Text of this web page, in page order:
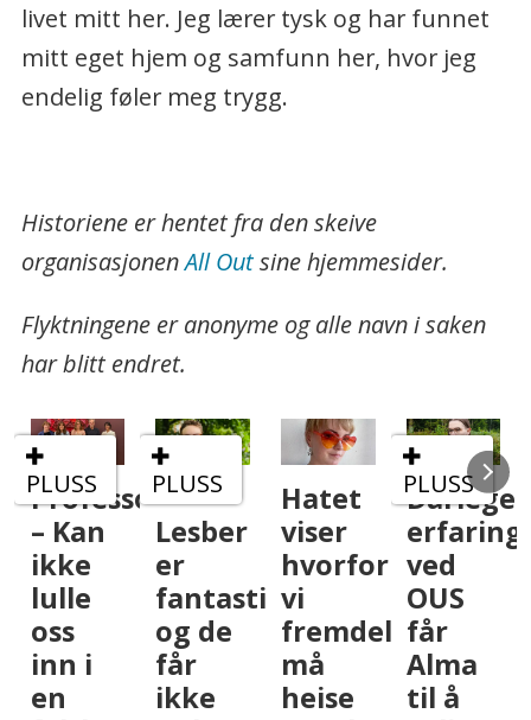
livet mitt her. Jeg lærer tysk og har funnet
mitt eget hjem og samfunn her, hvor jeg
endelig føler meg trygg.
Historiene er hentet fra den skeive
organisasjonenAll Outsine hjemmesider.
Flyktningene er anonyme og alle navn i saken
har blitt endret.
PLUSS
–
Lesber
fantastiske,
og de
Hatet
viser
hvorfor
vi
fremdeles
heise
PLUSS
Dårlege
erfaringar
ved
får
Alma
til å
–
er